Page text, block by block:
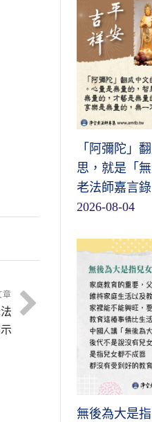
章
「阿彌陀」
思，就是「
老法師嘉言錄
2026-08-04
無後為大是